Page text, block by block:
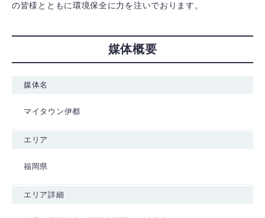
の皆様とともに環境保全に力を注いでおります。
媒体概要
媒体名
マイタウン伊都
エリア
福岡県
エリア詳細